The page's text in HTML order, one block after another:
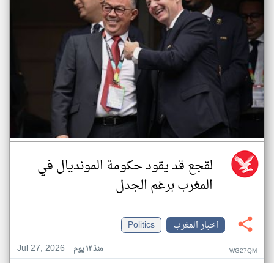
لقجع قد يقود حكومة المونديال في
المغرب برغم الجدل
اخبار المغرب
Politics
Jul 27, 2026
منذ ١٢ يوم WG27QM